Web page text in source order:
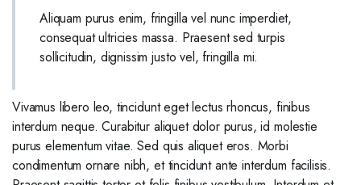
Aliquam purus enim, fringilla vel nunc imperdiet,
consequat ultricies massa. Praesent sed turpis
sollicitudin, dignissim justo vel, fringilla mi.
Vivamus libero leo, tincidunt eget lectus rhoncus, finibus
interdum neque. Curabitur aliquet dolor purus, id molestie
purus elementum vitae. Sed quis aliquet eros. Morbi
condimentum ornare nibh, et tincidunt ante interdum facilisis.